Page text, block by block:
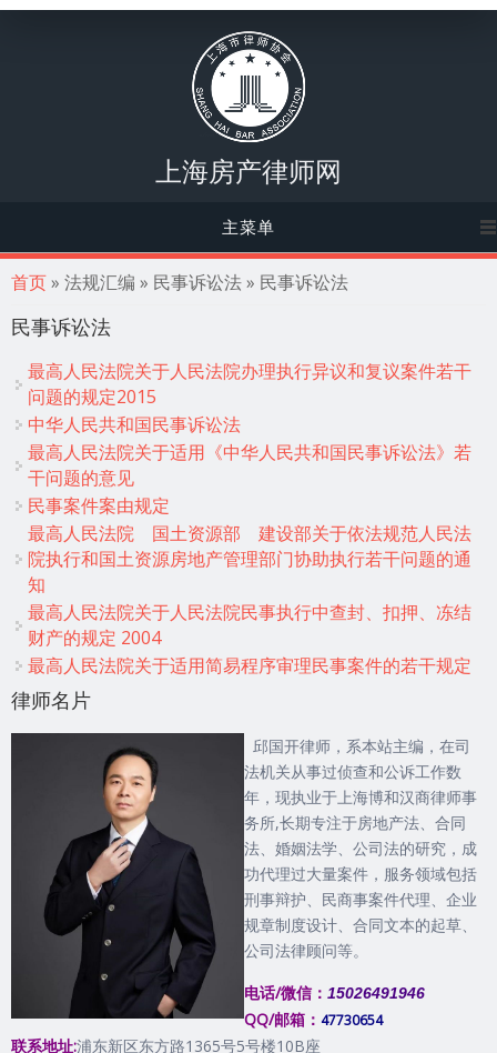
上海房产律师网
主菜单
你在这里
首页» 法规汇编 » 民事诉讼法 » 民事诉讼法
民事诉讼法
最高人民法院关于人民法院办理执行异议和复议案件若干
问题的规定2015
中华人民共和国民事诉讼法
最高人民法院关于适用《中华人民共和国民事诉讼法》若
干问题的意见
民事案件案由规定
最高人民法院 国土资源部 建设部关于依法规范人民法
院执行和国土资源房地产管理部门协助执行若干问题的通
知
最高人民法院关于人民法院民事执行中查封、扣押、冻结
财产的规定 2004
最高人民法院关于适用简易程序审理民事案件的若干规定
律师名片
邱国开律师，系本站主编，在司
法机关从事过侦查和公诉工作数
年，现执业于上海博和汉商律师事
务所,长期专注于房地产法、合同
法、婚姻法学、公司法的研究，成
功代理过大量案件，服务领域包括
刑事辩护、民商事案件代理、企业
规章制度设计、合同文本的起草、
公司法律顾问等。
电话/微信： 15026491946
QQ/邮箱： 47730654
联系地址:浦东新区东方路1365号5号楼10B座